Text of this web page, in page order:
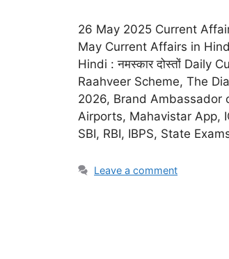
26 May 2025 Current
May Current Affairs in
Hindi : नमस्कार दोस्तों Daily
Raahveer Scheme, The
2026, Brand Ambassador
Airports, Mahavistar App,
SBI, RBI, IBPS, State
Leave a comment